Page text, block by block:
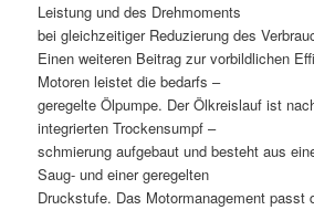
Leistung und des Drehmoments
bei gleichzeitiger Reduzierung des
Einen weiteren Beitrag zur vorbildlichen
Motoren leistet die bedarfs –
geregelte Ölpumpe. Der Ölkreislauf ist
integrierten Trockensumpf –
schmierung aufgebaut und besteht aus
Saug- und einer geregelten
Druckstufe. Das Motormanagement passt